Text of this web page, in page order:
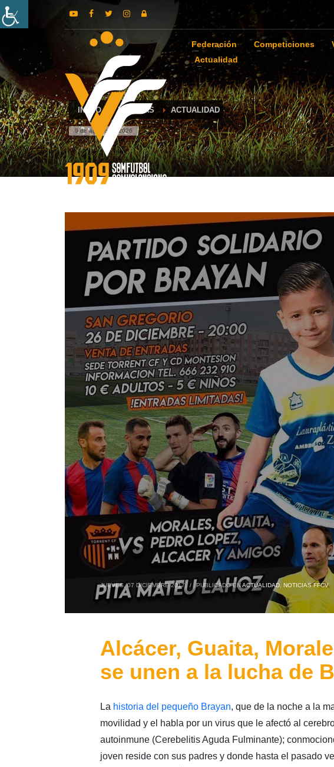
Federación Competiciones
Actualidad
INICIO NOTICIAS ACTUALIDAD
9 de agosto de 2026
JUEVES, 07 DICIEMBRE 2017 / PUBLICADO ENACTUALIDAD, NOTICIAS FFCV
Alcácer, Guaita,
se unen a la lucha de
La historia del pequeño Brayan, que de la noche a la
movilidad y el habla por un virus que le afectó al
autoinmune (Cerebelitis Aguda Fulminante);
joven reside con sus padres y donde hasta el pasado